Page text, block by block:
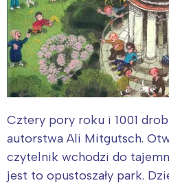
Cztery pory roku i 1001
autorstwa Ali Mitgutsch.
czytelnik wchodzi do
jest to opustoszały park.